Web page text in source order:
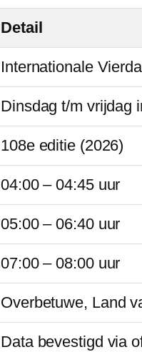
Detail
Internationale
Dinsdag t/m vrijdag
108e editie (2026)
04:00 – 04:45 uur
05:00 – 06:40 uur
07:00 – 08:00 uur
Overbetuwe, Land
Data bevestigd via